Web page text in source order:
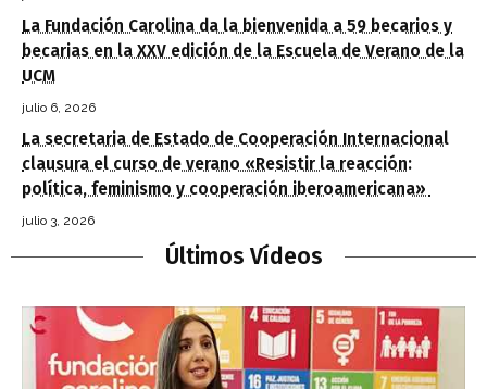
La Fundación Carolina da la bienvenida a 59 becarios y
becarias en la XXV edición de la Escuela de Verano de la
UCM
julio 6, 2026
La secretaria de Estado de Cooperación Internacional
clausura el curso de verano «Resistir la reacción:
política, feminismo y cooperación iberoamericana»
julio 3, 2026
Últimos Vídeos